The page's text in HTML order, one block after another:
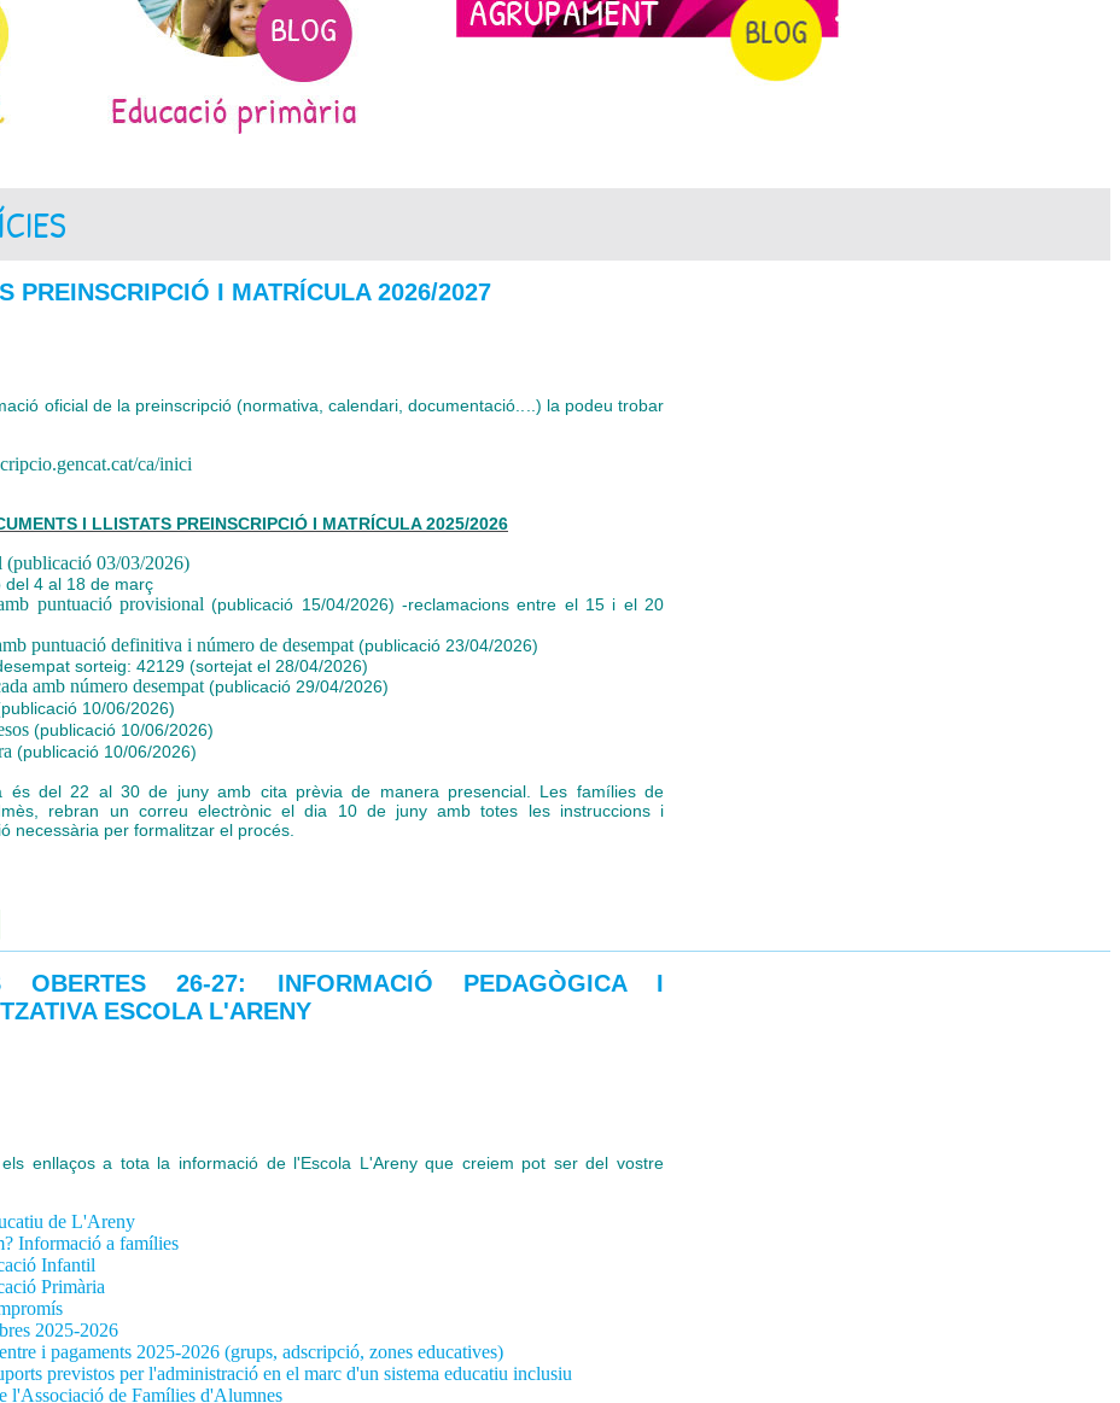
PREINSCRIPCIÓ I MATRÍCULA 2026/2027
oficial de la preinscripció (normativa, calendari, documentació....) la podeu trobar
ca/inici
I LLISTATS PREINSCRIPCIÓ I MATRÍCULA 2025/2026
(publicació 03/03/2026)
del 4 al 18 de març
puntuació provisional (publicació 15/04/2026) -reclamacions entre el 15 i el 20
puntuació definitiva i número de desempat (publicació 23/04/2026)
sorteig: 42129 (sortejat el 28/04/2026)
amb número desempat (publicació 29/04/2026)
10/06/2026)
(publicació 10/06/2026)
(publicació 10/06/2026)
és del 22 al 30 de juny amb cita prèvia de manera presencial. Les famílies de
rebran un correu electrònic el dia 10 de juny amb totes les instruccions i
necessària per formalitzar el procés.
OBERTES 26-27: INFORMACIÓ PEDAGÒGICA I
ESCOLA L'ARENY
enllaços a tota la informació de l'Escola L'Areny que creiem pot ser del vostre
de L'Areny
Informació a famílies
Infantil
Primària
2025-2026
i pagaments 2025-2026 (grups, adscripció, zones educatives)
previstos per l'administració en el marc d'un sistema educatiu inclusiu
l'Associació de Famílies d'Alumnes